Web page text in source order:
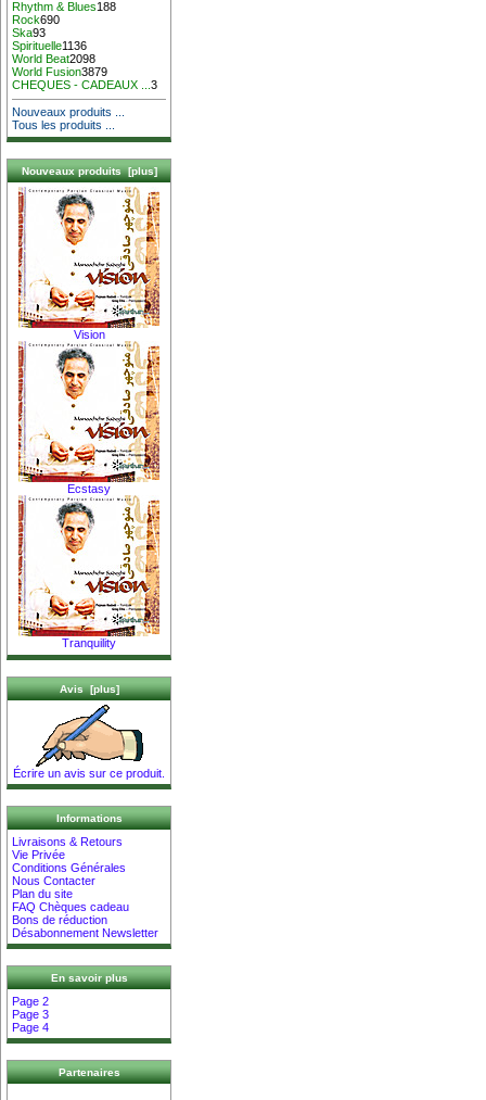
Rhythm & Blues188
Rock690
Ska93
Spirituelle1136
World Beat2098
World Fusion3879
CHEQUES - CADEAUX ...3
Nouveaux produits ...
Tous les produits ...
Nouveaux produits [plus]
Vision
Ecstasy
Tranquility
Avis [plus]
Écrire un avis sur ce produit.
Informations
Livraisons & Retours
Vie Privée
Conditions Générales
Nous Contacter
Plan du site
FAQ Chèques cadeau
Bons de réduction
Désabonnement Newsletter
En savoir plus
Page 2
Page 3
Page 4
Partenaires